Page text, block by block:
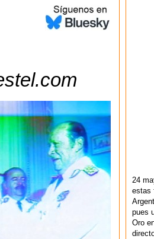
24
estas
pues
Oro